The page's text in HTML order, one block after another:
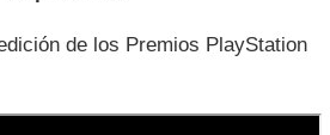
de los Premios PlayStation